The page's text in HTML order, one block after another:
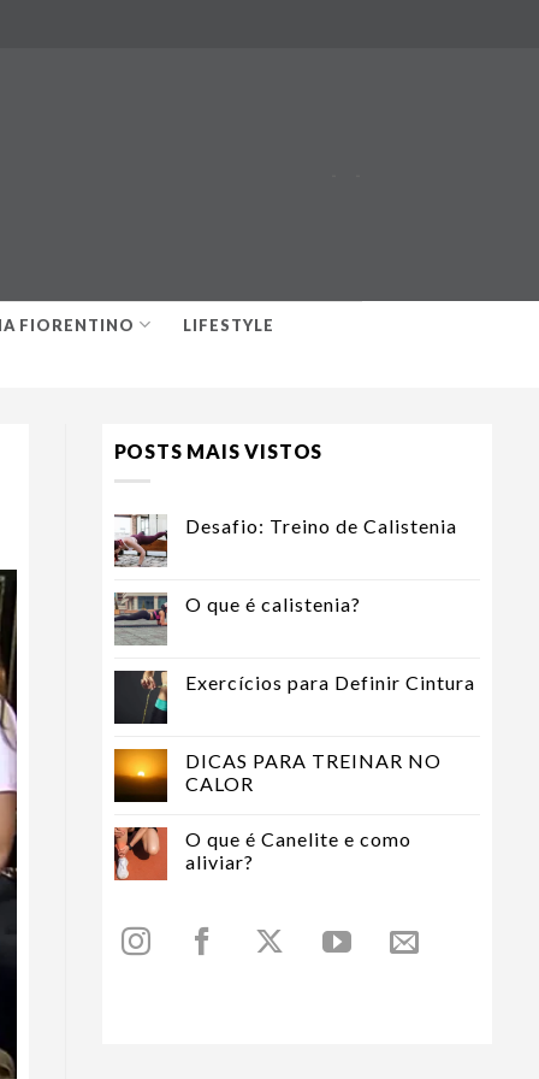
FIORENTINO LIFESTYLE
POSTS MAIS VISTOS
Desafio: Treino de Calistenia
O que é calistenia?
Exercícios para Definir Cintura
DICAS PARA TREINAR NO
CALOR
O que é Canelite e como
aliviar?